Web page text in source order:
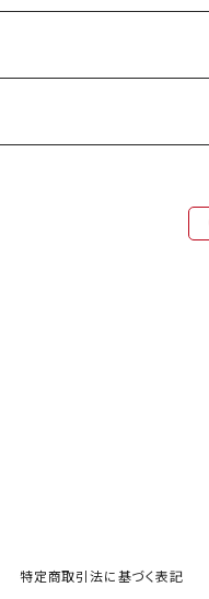
特定商取引法に基づく表記